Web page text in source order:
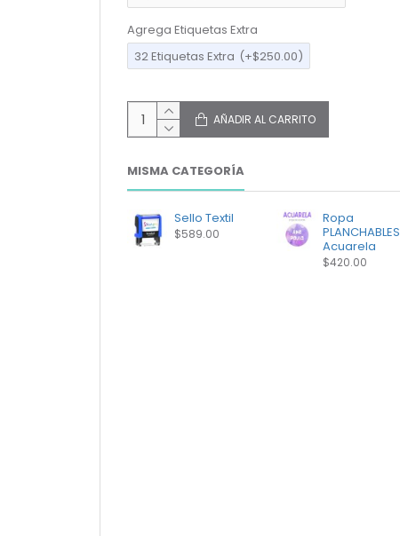
Agrega Etiquetas Extra
32 Etiquetas Extra (+$250.00)
AÑADIR AL CARRITO
MISMA CATEGORÍA
Sello Textil
$589.00
Ropa
PLANCHABLES
Acuarela
$420.00